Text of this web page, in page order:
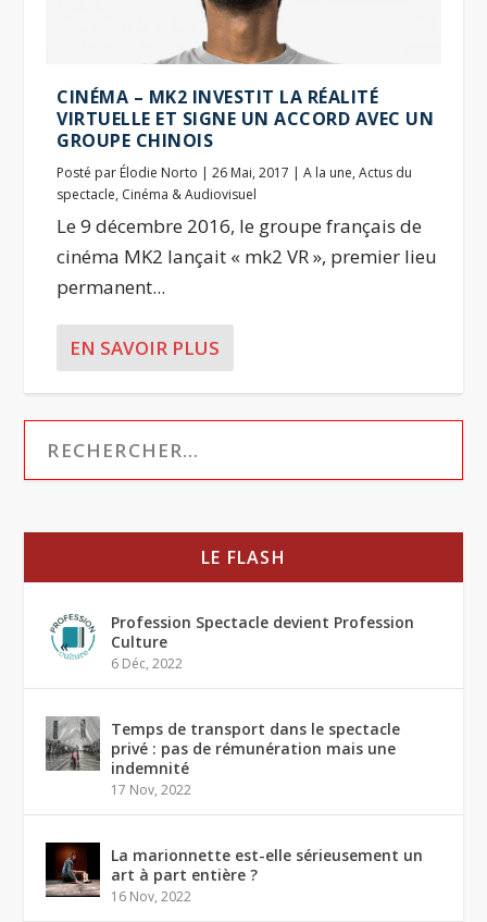
CINÉMA – MK2 INVESTIT LA RÉALITÉ
VIRTUELLE ET SIGNE UN ACCORD AVEC UN
GROUPE CHINOIS
Posté par Élodie Norto |26 Mai, 2017 |A la une,Actus du
spectacle, Cinéma & Audiovisuel
Le 9 décembre 2016, le groupe français de
cinéma MK2 lançait « mk2 VR », premier lieu
permanent...
EN SAVOIR PLUS
LE FLASH
Profession Spectacle devient Profession
Culture
6 Déc, 2022
Temps de transport dans le spectacle
privé : pas de rémunération mais une
indemnité
17 Nov, 2022
La marionnette est-elle sérieusement un
art à part entière ?
16 Nov, 2022